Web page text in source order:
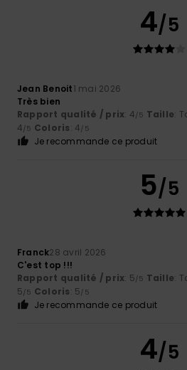
4/5
Jean Benoit1 mai 2026
Très bien
Rapport qualité / prix: 4/5 Taille:
4/5 Coloris: 4/5
Je recommande ce produit
5/5
Franck28 avril 2026
C'est top !!!
Rapport qualité / prix: 5/5 Taille:
5/5 Coloris: 5/5
Je recommande ce produit
4/5